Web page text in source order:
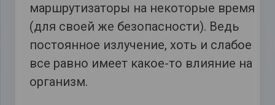
маршрутизаторы на некоторые время
(для своей же безопасности). Ведь
постоянное излучение, хоть и слабое
все равно имеет какое-то влияние на
организм.